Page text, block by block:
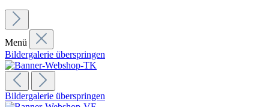
Menü
Bildergalerie überspringen
Bildergalerie überspringen